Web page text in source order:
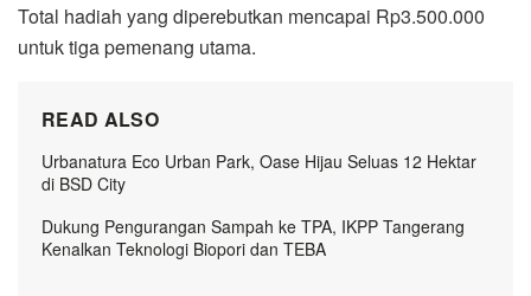
Total hadiah yang diperebutkan mencapai Rp3.500.000
untuk tiga pemenang utama.
READ ALSO
Urbanatura Eco Urban Park, Oase Hijau Seluas 12 Hektar
di BSD City
Dukung Pengurangan Sampah ke TPA, IKPP Tangerang
Kenalkan Teknologi Biopori dan TEBA